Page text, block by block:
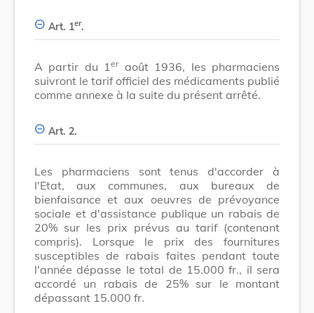
Art. 1er.
A partir du 1eraoût 1936, les pharmaciens
suivront le tarif officiel des médicaments publié
comme annexe à la suite du présent arrêté.
Art. 2.
Les pharmaciens sont tenus d'accorder à
l'Etat, aux communes, aux bureaux de
bienfaisance et aux oeuvres de prévoyance
sociale et d'assistance publique un rabais de
20% sur les prix prévus au tarif (contenant
compris). Lorsque le prix des fournitures
susceptibles de rabais faites pendant toute
l'année dépasse le total de 15.000 fr., il sera
accordé un rabais de 25% sur le montant
dépassant 15.000 fr.